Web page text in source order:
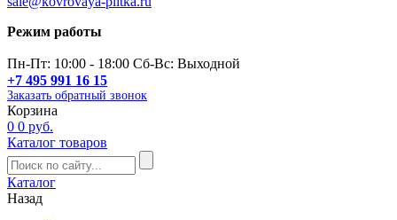
Режим работы
Пн-Пт: 10:00 - 18:00 Сб-Вс: Выходной
+7 495 991 16 15
Заказать обратный звонок
Корзина
0 0 руб.
Каталог товаров
Каталог
Назад